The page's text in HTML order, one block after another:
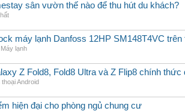
sân vườn thế nào để thu hút du khách?
máy lạnh Danfoss 12HP SM148T4VC
Máy lạnh
Z Fold8, Fold8 Ultra và Z Flip8 chính
Android
hiện đại cho phòng ngủ chung cư